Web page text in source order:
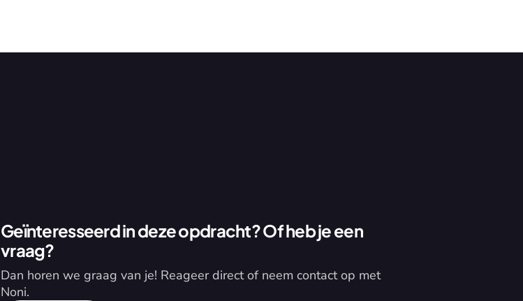
Geïnteresseerd in deze opdracht? Of heb je een
vraag?
Dan horen we graag van je! Reageer direct of neem contact op met
Noni.